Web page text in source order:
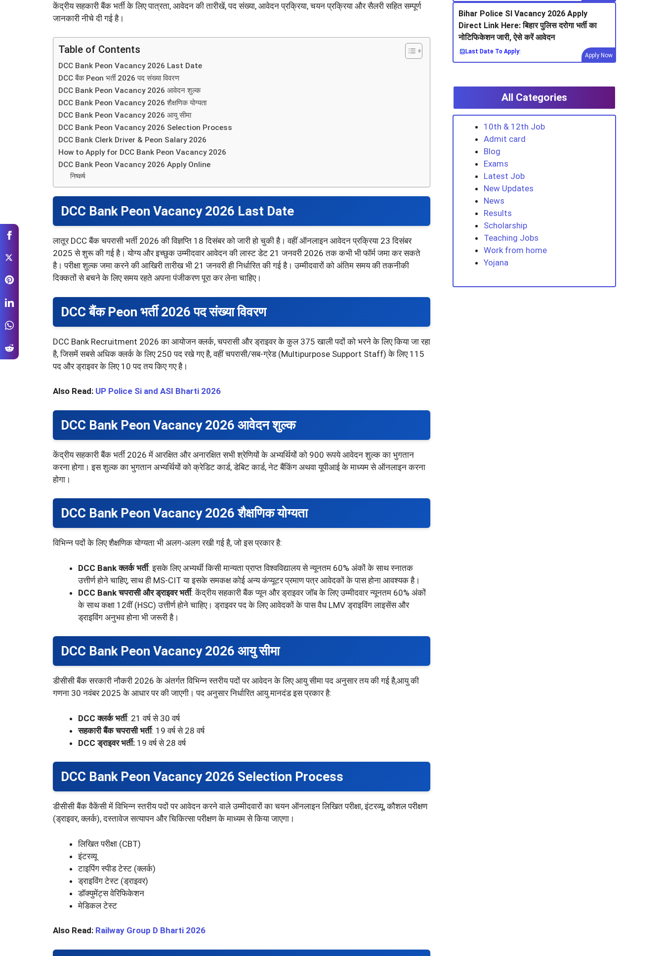
केंद्रीय सहकारी बैंक भर्ती के लिए पात्रता, आवेदन की तारीखें, पद संख्या, आवेदन प्रक्रिया, चयन प्रक्रिया और सैलरी सहित सम्पूर्ण
जानकारी नीचे दी गई है।
Table of Contents
DCC Bank Peon Vacancy 2026 Last Date
DCC बैंक Peon भर्ती 2026 पद संख्या विवरण
DCC Bank Peon Vacancy 2026 आवेदन शुल्क
DCC Bank Peon Vacancy 2026 शैक्षणिक योग्यता
DCC Bank Peon Vacancy 2026 आयु सीमा
DCC Bank Peon Vacancy 2026 Selection Process
DCC Bank Clerk Driver & Peon Salary 2026
How to Apply for DCC Bank Peon Vacancy 2026
DCC Bank Peon Vacancy 2026 Apply Online
निष्कर्ष
DCC Bank Peon Vacancy 2026 Last Date
लातूर DCC बैंक चपरासी भर्ती 2026 की विज्ञप्ति 18 दिसंबर को जारी हो चुकी है। वहीं ऑनलाइन आवेदन प्रक्रिया 23 दिसंबर
2025 से शुरू की गई है। योग्य और इच्छुक उम्मीदवार आवेदन की लास्ट डेट 21 जनवरी 2026 तक कभी भी फॉर्म जमा कर सकते
है। परीक्षा शुल्क जमा करने की आखिरी तारीख भी 21 जनवरी ही निर्धारित की गई है। उम्मीदवारों को अंतिम समय की तकनीकी
दिक्कतों से बचने के लिए समय रहते अपना पंजीकरण पूरा कर लेना चाहिए।
DCC बैंक Peon भर्ती 2026 पद संख्या विवरण
DCC Bank Recruitment 2026 का आयोजन क्लर्क, चपरासी और ड्राइवर के कुल 375 खाली पदों को भरने के लिए किया जा रहा
है, जिसमें सबसे अधिक क्लर्क के लिए 250 पद रखे गए है, वहीं चपरासी/सब-ग्रेड (Multipurpose Support Staff) के लिए 115
पद और ड्राइवर के लिए 10 पद तय किए गए है।
Also Read: UP Police Si and ASI Bharti 2026
DCC Bank Peon Vacancy 2026 आवेदन शुल्क
केंद्रीय सहकारी बैंक भर्ती 2026 में आरक्षित और अनारक्षित सभी श्रेणियों के अभ्यर्थियों को 900 रूपये आवेदन शुल्क का भुगतान
करना होगा। इस शुल्क का भुगतान अभ्यर्थियों को क्रेडिट कार्ड, डेबिट कार्ड, नेट बैंकिंग अथवा यूपीआई के माध्यम से ऑनलाइन करना
होगा।
DCC Bank Peon Vacancy 2026 शैक्षणिक योग्यता
विभिन्न पदों के लिए शैक्षणिक योग्यता भी अलग-अलग रखी गई है, जो इस प्रकार है:
DCC Bank क्लर्क भर्ती: इसके लिए अभ्यर्थी किसी मान्यता प्राप्त विश्वविद्यालय से न्यूनतम 60% अंकों के साथ स्नातक
उत्तीर्ण होने चाहिए, साथ ही MS-CIT या इसके समकक्ष कोई अन्य कंप्यूटर प्रमाण पत्र आवेदकों के पास होना आवश्यक है।
DCC Bank चपरासी और ड्राइवर भर्ती: केंद्रीय सहकारी बैंक प्यून और ड्राइवर जॉब के लिए उम्मीदवार न्यूनतम 60% अंकों
के साथ कक्षा 12वीं (HSC) उत्तीर्ण होने चाहिए। ड्राइवर पद के लिए आवेदकों के पास वैध LMV ड्राइविंग लाइसेंस और
ड्राइविंग अनुभव होना भी जरूरी है।
DCC Bank Peon Vacancy 2026 आयु सीमा
डीसीसी बैंक सरकारी नौकरी 2026 के अंतर्गत विभिन्न स्तरीय पदों पर आवेदन के लिए आयु सीमा पद अनुसार तय की गई है,आयु की
गणना 30 नवंबर 2025 के आधार पर की जाएगी। पद अनुसार निर्धारित आयु मानदंड इस प्रकार है:
DCC क्लर्क भर्ती: 21 वर्ष से 30 वर्ष
सहकारी बैंक चपरासी भर्ती: 19 वर्ष से 28 वर्ष
DCC ड्राइवर भर्ती: 19 वर्ष से 28 वर्ष
DCC Bank Peon Vacancy 2026 Selection Process
डीसीसी बैंक वैकेंसी में विभिन्न स्तरीय पदों पर आवेदन करने वाले उम्मीदवारों का चयन ऑनलाइन लिखित परीक्षा, इंटरव्यू, कौशल परीक्षण
(ड्राइवर, क्लर्क), दस्तावेज सत्यापन और चिकित्सा परीक्षण के माध्यम से किया जाएगा।
लिखित परीक्षा (CBT)
इंटरव्यू
टाइपिंग स्पीड टेस्ट (क्लर्क)
ड्राइविंग टेस्ट (ड्राइवर)
डॉक्युमेंट्स वेरिफिकेशन
मेडिकल टेस्ट
Also Read: Railway Group D Bharti 2026
Bihar Police SI Vacancy 2026 Apply
Direct Link Here: बिहार पुलिस दरोगा भर्ती का
नोटिफिकेशन जारी, ऐसे करें आवेदन
Last Date To Apply:
Apply Now
All Categories
10th & 12th Job
Admit card
Blog
Exams
Latest Job
New Updates
News
Results
Scholarship
Teaching Jobs
Work from home
Yojana